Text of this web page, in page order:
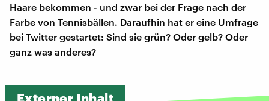
Haare bekommen - und zwar bei der Frage nach der
Farbe von Tennisbällen. Daraufhin hat er eine Umfrage
bei Twitter gestartet: Sind sie grün? Oder gelb? Oder
ganz was anderes?
Externer Inhalt